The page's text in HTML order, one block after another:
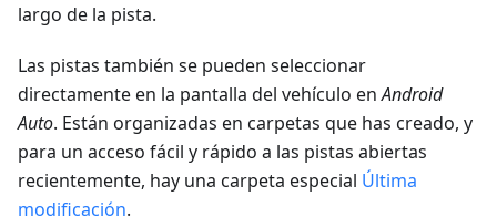
largo de la pista.
Las pistas también se pueden seleccionar
directamente en la pantalla del vehículo enAndroid
Auto. Están organizadas en carpetas que has creado, y
para un acceso fácil y rápido a las pistas abiertas
recientemente, hay una carpeta especial Última
modificación.